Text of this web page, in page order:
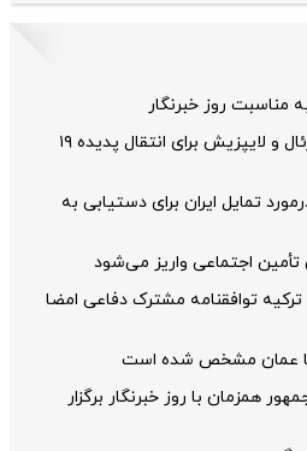
مناسبت روز خبرنگار
پایان جنجال؛ توافق رئال و لایپزیش برای انتقال پدیده ۱۹
تمایل ایران برای دستیابی به
اجتماعی واریز می‌شود
توافقنامه مشترک دفاعی امضا
عمان مشخص شده است
همزمان با روز خبرنگار برگزار